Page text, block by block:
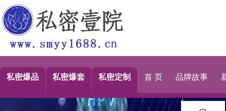
私密爆品 私密爆套 私密定制 首 页 品牌故事